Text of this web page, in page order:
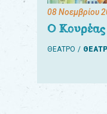
08 Νοεμβρίου
Ο Κουρέας
ΘΕΑΤΡΟ